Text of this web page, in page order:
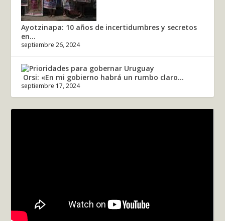
Ayotzinapa: 10 años de incertidumbres y secretos
en...
septiembre 26, 2024
Orsi: «En mi gobierno habrá un rumbo claro...
septiembre 17, 2024